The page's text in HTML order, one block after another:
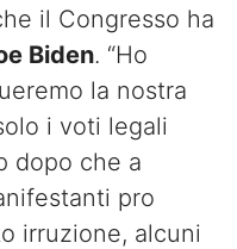
il Congresso ha
Biden. “Ho
la nostra
i voti legali
dopo che a
pro
irruzione, alcuni